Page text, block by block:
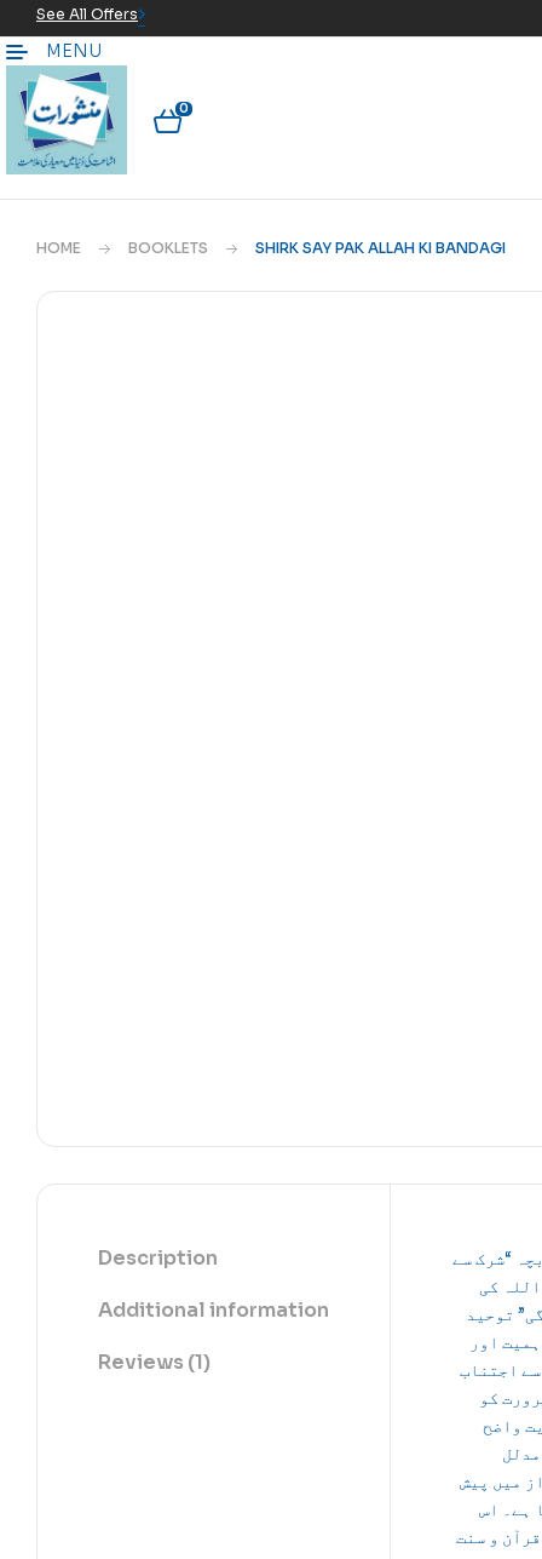
See All Offers
MENU
0
HOME BOOKLETS SHIRK SAY PAK ALLAH KI BANDAGI
Description
Additional information
Reviews (1)
“شرک سے
کی
توحید
اور
اجتناب
کو
واضح
میں پیش
ہے۔ اس
و سنت